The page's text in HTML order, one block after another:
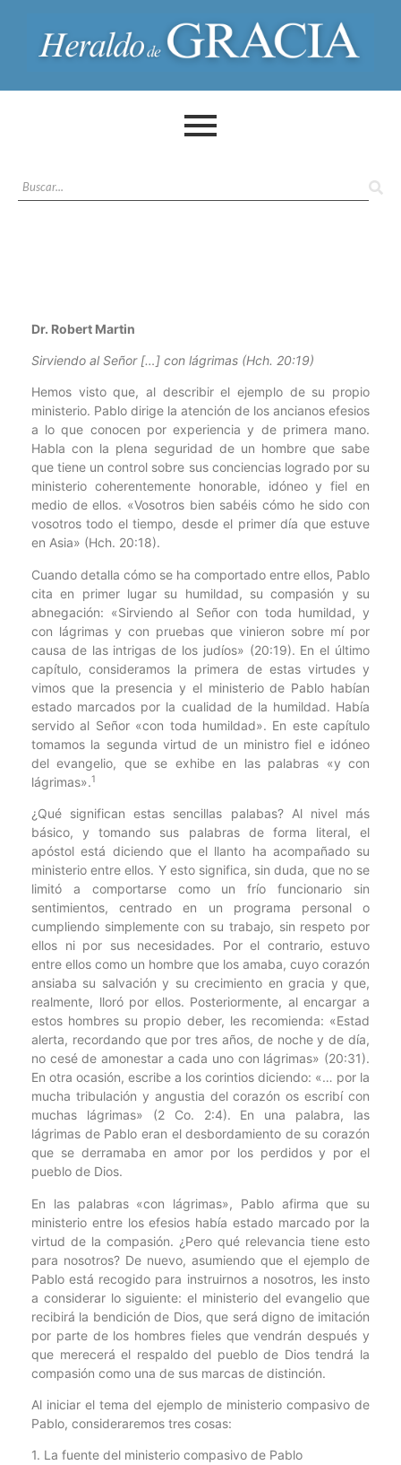
Dr. Robert Martin
Sirviendo al Señor […] con lágrimas (Hch. 20:19)
Hemos visto que, al describir el ejemplo de su propio
ministerio. Pablo dirige la atención de los ancianos efesios
a lo que conocen por experiencia y de primera mano.
Habla con la plena seguridad de un hombre que sabe
que tiene un control sobre sus conciencias logrado por su
ministerio coherentemente honorable, idóneo y fiel en
medio de ellos. «Vosotros bien sabéis cómo he sido con
vosotros todo el tiempo, desde el primer día que estuve
en Asia» (Hch. 20:18).
Cuando detalla cómo se ha comportado entre ellos, Pablo
cita en primer lugar su humildad, su compasión y su
abnegación: «Sirviendo al Señor con toda humildad, y
con lágrimas y con pruebas que vinieron sobre mí por
causa de las intrigas de los judíos» (20:19). En el último
capítulo, consideramos la primera de estas virtudes y
vimos que la presencia y el ministerio de Pablo habían
estado marcados por la cualidad de la humildad. Había
servido al Señor «con toda humildad». En este capítulo
tomamos la segunda virtud de un ministro fiel e idóneo
del evangelio, que se exhibe en las palabras «y con
lágrimas».1
¿Qué significan estas sencillas palabas? Al nivel más
básico, y tomando sus palabras de forma literal, el
apóstol está diciendo que el llanto ha acompañado su
ministerio entre ellos. Y esto significa, sin duda, que no se
limitó a comportarse como un frío funcionario sin
sentimientos, centrado en un programa personal o
cumpliendo simplemente con su trabajo, sin respeto por
ellos ni por sus necesidades. Por el contrario, estuvo
entre ellos como un hombre que los amaba, cuyo corazón
ansiaba su salvación y su crecimiento en gracia y que,
realmente, lloró por ellos. Posteriormente, al encargar a
estos hombres su propio deber, les recomienda: «Estad
alerta, recordando que por tres años, de noche y de día,
no cesé de amonestar a cada uno con lágrimas» (20:31).
En otra ocasión, escribe a los corintios diciendo: «… por la
mucha tribulación y angustia del corazón os escribí con
muchas lágrimas» (2 Co. 2:4). En una palabra, las
lágrimas de Pablo eran el desbordamiento de su corazón
que se derramaba en amor por los perdidos y por el
pueblo de Dios.
En las palabras «con lágrimas», Pablo afirma que su
ministerio entre los efesios había estado marcado por la
virtud de la compasión. ¿Pero qué relevancia tiene esto
para nosotros? De nuevo, asumiendo que el ejemplo de
Pablo está recogido para instruirnos a nosotros, les insto
a considerar lo siguiente: el ministerio del evangelio que
recibirá la bendición de Dios, que será digno de imitación
por parte de los hombres fieles que vendrán después y
que merecerá el respaldo del pueblo de Dios tendrá la
compasión como una de sus marcas de distinción.
Al iniciar el tema del ejemplo de ministerio compasivo de
Pablo, consideraremos tres cosas:
1. La fuente del ministerio compasivo de Pablo